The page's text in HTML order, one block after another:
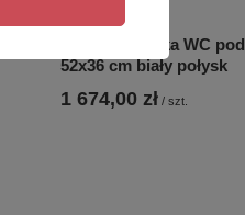
RESORT Miska WC
52x36 cm biały połysk
1 674,00 zł / szt.